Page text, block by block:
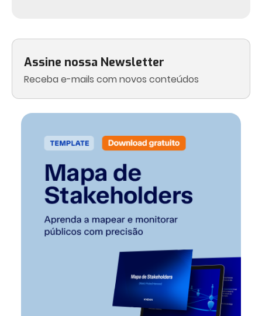
Assine nossa Newsletter
Receba e-mails com novos conteúdos